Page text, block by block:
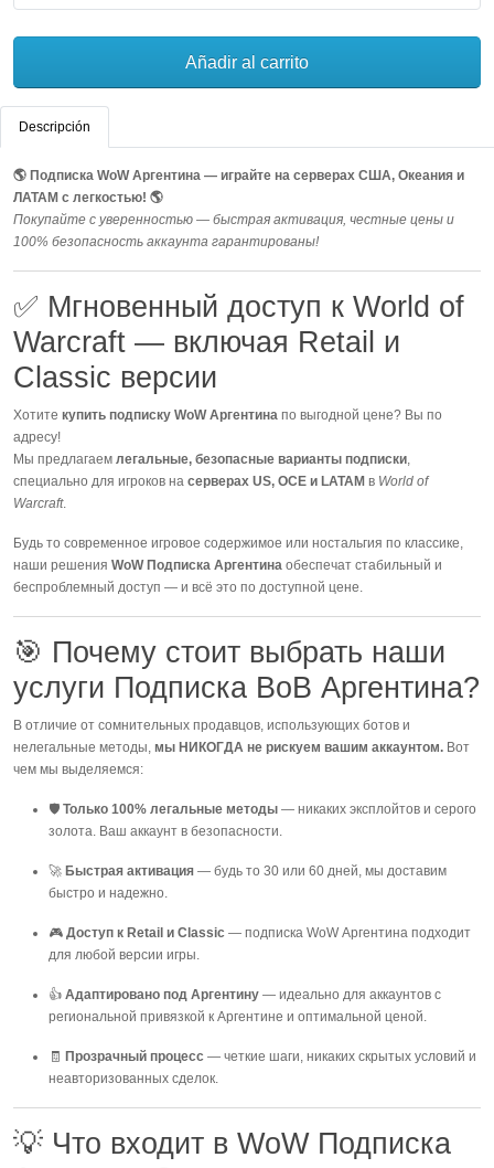
Añadir al carrito
Descripción
🌎 Подписка WoW Аргентина — играйте на серверах США, Океания и
ЛАТАМ с легкостью! 🌎
Покупайте с уверенностью — быстрая активация, честные цены и
100% безопасность аккаунта гарантированы!
✅ Мгновенный доступ к World of
Warcraft — включая Retail и
Classic версии
Хотите купить подписку WoW Аргентина по выгодной цене? Вы по
адресу!
Мы предлагаем легальные, безопасные варианты подписки
специально для игроков на серверах US, OCE и LATAM в World of
Warcraft.
Будь то современное игровое содержимое или ностальгия по классике,
наши решения WoW Подписка Аргентина обеспечат стабильный и
беспроблемный доступ — и всё это по доступной цене.
🎯 Почему стоит выбрать наши
услуги Подписка ВоВ Аргентина?
В отличие от сомнительных продавцов, использующих ботов и
нелегальные методы, мы НИКОГДА не рискуем вашим аккаунтом. Вот
чем мы выделяемся:
🛡 Только 100% легальные методы — никаких эксплойтов и серого
золота. Ваш аккаунт в безопасности.
🚀 Быстрая активация — будь то 30 или 60 дней, мы доставим
быстро и надежно.
🎮 Доступ к Retail и Classic — подписка WoW Аргентина подходит
для любой версии игры.
👍 Адаптировано под Аргентину — идеально для аккаунтов с
региональной привязкой к Аргентине и оптимальной ценой.
🧾 Прозрачный процесс — четкие шаги, никаких скрытых условий и
неавторизованных сделок.
💡 Что входит в WoW Подписка